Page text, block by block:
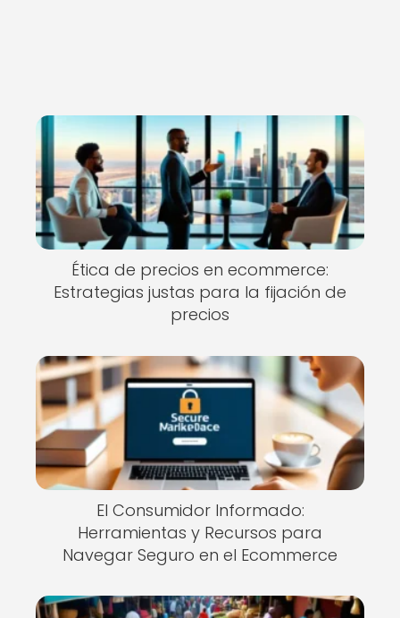
Ética de precios en ecommerce:
Estrategias justas para la fijación de
precios
El Consumidor Informado:
Herramientas y Recursos para
Navegar Seguro en el Ecommerce